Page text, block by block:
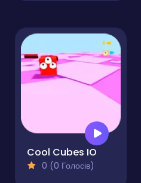
Cool Cubes IO
0 (0 Голосів)